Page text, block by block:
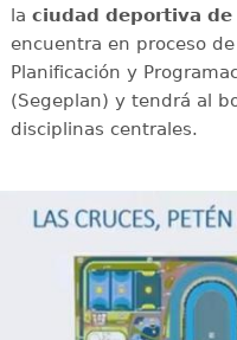
la ciudad deportiva de
encuentra en proceso
Planificación y
(Segeplan) y tendrá al
disciplinas centrales.